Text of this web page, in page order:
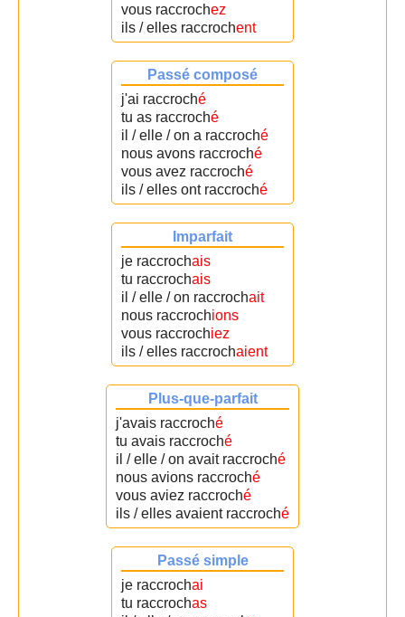
vous raccrochez
ils / elles raccrochent
Passé composé
j'ai raccroché
tu as raccroché
il / elle / on a raccroché
nous avons raccroché
vous avez raccroché
ils / elles ont raccroché
Imparfait
je raccrochais
tu raccrochais
il / elle / on raccrochait
nous raccrochions
vous raccrochiez
ils / elles raccrochaient
Plus-que-parfait
j'avais raccroché
tu avais raccroché
il / elle / on avait raccroché
nous avions raccroché
vous aviez raccroché
ils / elles avaient raccroché
Passé simple
je raccrochai
tu raccrochas